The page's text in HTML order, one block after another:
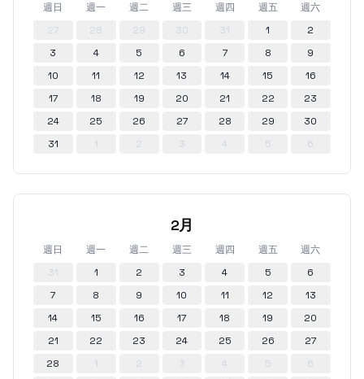
週日 週一 週二 週三 週四 週五
週六
27
28 29 30 31 1
2
3
4 5 6 7 8
9
10
11 12 13 14 15
16
17
18 19 20 21 22
23
24
25 26 27 28 29
30
31
1 2 3 4 5 6
2月
週日 週一 週二 週三 週四 週五
週六
31
1 2 3 4 5
6
7
8 9 10 11 12
13
14
15 16 17 18 19
20
21
22 23 24 25 26
27
28
1 2 3 4 5
6